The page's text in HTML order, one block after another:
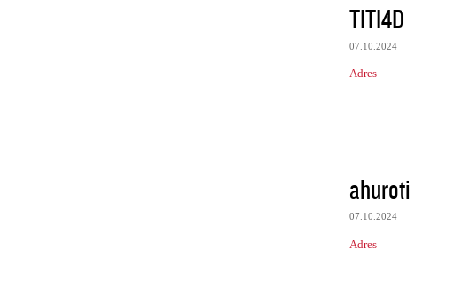
TITI4D
07.10.2024
Adres
ahuroti
07.10.2024
Adres